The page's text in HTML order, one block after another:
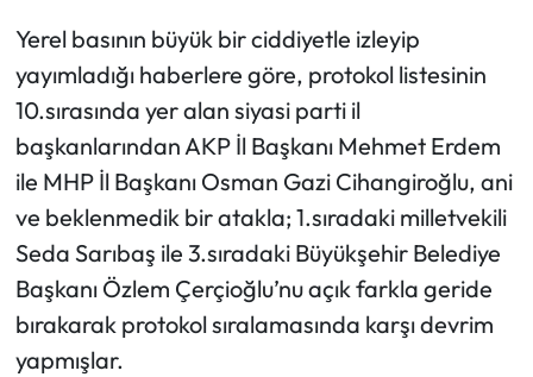
Yerel basının büyük bir ciddiyetle izleyip
yayımladığı haberlere göre, protokol listesinin
10.sırasında yer alan siyasi parti il
başkanlarından AKP İl Başkanı Mehmet Erdem
ile MHP İl Başkanı Osman Gazi Cihangiroğlu, ani
ve beklenmedik bir atakla; 1.sıradaki milletvekili
Seda Sarıbaş ile 3.sıradaki Büyükşehir Belediye
Başkanı Özlem Çerçioğlu’nu açık farkla geride
bırakarak protokol sıralamasında karşı devrim
yapmışlar.
SPOR
TARIM
TURİZM
YAŞAM
RESMİ İLANLAR
HABER İLAN